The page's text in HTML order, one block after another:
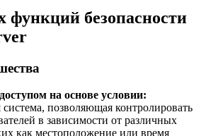
функций безопасности
на основе условии:
позволяющая контролировать
в зависимости от различных
как местоположение или время